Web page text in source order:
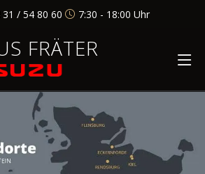
31 / 54 80 60 7:30 - 18:00 Uhr
FRÄTER